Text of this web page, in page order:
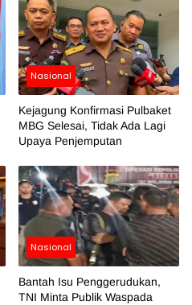
Nasional
Kejagung Konfirmasi Pulbaket
MBG Selesai, Tidak Ada Lagi
Upaya Penjemputan
Nasional
Bantah Isu Penggerudukan,
TNI Minta Publik Waspada